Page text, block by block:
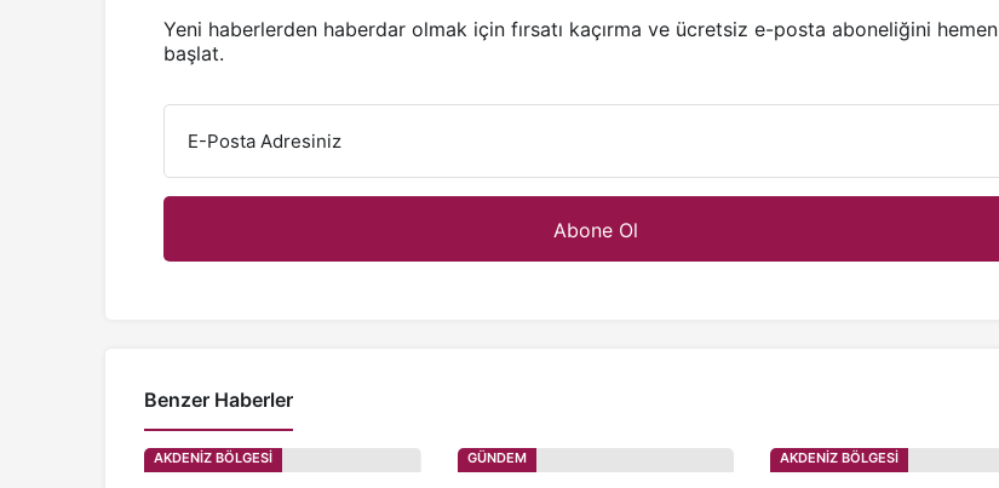
Yeni haberlerden haberdar olmak için fırsatı kaçırma ve ücretsiz e-posta aboneliğini hemen
başlat.
E-Posta Adresiniz
Benzer Haberler
AKDENİZ BÖLGESİ GÜNDEM AKDENİZ BÖLGESİ